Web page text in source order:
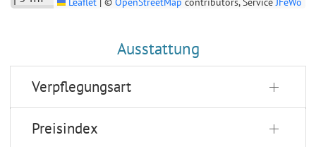
Ausstattung
Verpflegungsart
Preisindex